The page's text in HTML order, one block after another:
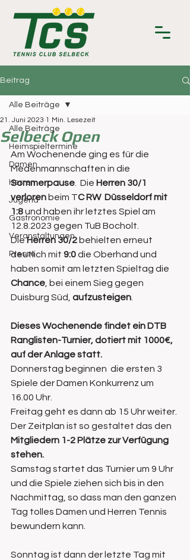
Beitrag
Alle Beiträge
Heimspieltermine
Damen
Herren
Jugend
Gastronomie
Veranstaltungen
Presse
Alle Beiträge
Selbeck Open
21. Juni 2023 1 Min. Lesezeit
Am Wochenende ging es für die
Medenmannschaften in die
Sommerpause .  Die Herren 30/1
verloren beim TC RW  Düsseldorf mit
1:8 und haben ihr letztes Spiel am
12.8.2023 gegen TuB Bocholt.
Die Herren 30/2 behielten erneut
deutlich mit 9:0 die Oberhand und
haben somit am letzten Spieltag die
Chance , bei einem Sieg gegen
Duisburg Süd, aufzusteigen
Dieses Wochenende findet ein DTB
Ranglisten-Turnier, dotiert mit 1000€,
auf der Anlage statt.
Donnerstag beginnen  die ersten 3
Spiele der Damen Konkurrenz um
16.00 Uhr.
Freitag geht es dann ab 15 Uhr weiter.
Der Zeitplan ist so gestaltet das den
Mitgliedern 1-2 Plätze zur Verfügung
stehen.
Samstag startet das Turnier um 9 Uhr
und die Spiele ziehen sich bis in den
Nachmittag, so dass man den ganzen
Tag tolles Damen und Herren Tennis
bewundern kann.
Sonntag ist dann der letzte Tag mit